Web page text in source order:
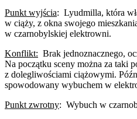
Punkt wyjścia: Lyudmilla, która
w ciąży, z okna swojego
w czarnobylskiej elektrowni.
Konflikt: Brak jednoznacznego,
Na początku sceny można za taki
z dolegliwościami ciążowymi.
spowodowany wybuchem w
Punkt zwrotny: Wybuch w